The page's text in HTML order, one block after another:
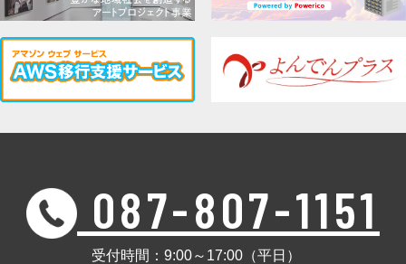
087-807-1151
受付時間：9:00～17:00（平日）